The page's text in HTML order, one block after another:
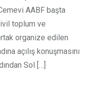
AABF başta
toplum ve
organize edilen
açılış konuşmasını
Sol […]